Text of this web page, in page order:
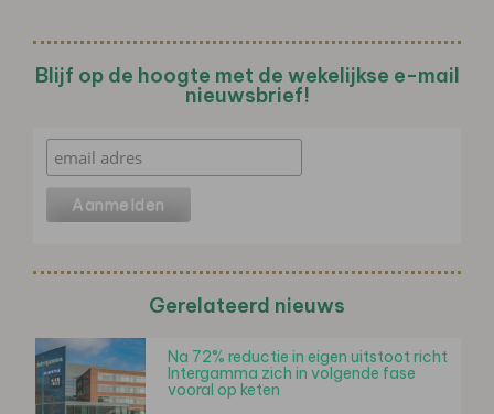
Blijf op de hoogte met de wekelijkse e-mail
nieuwsbrief!
Gerelateerd nieuws
Na 72% reductie in eigen uitstoot richt
Intergamma zich in volgende fase
vooral op keten